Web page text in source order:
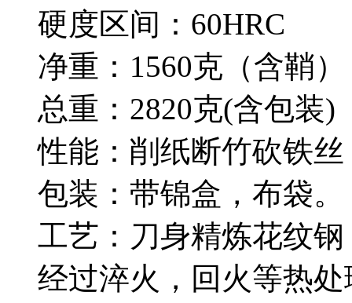
硬度区间：60HRC
净重：1560克（含鞘）
总重：2820克(含包装)
性能：削纸断竹砍铁丝
包装：带锦盒，布袋。
工艺：刀身精炼花纹
经过淬火，回火等热